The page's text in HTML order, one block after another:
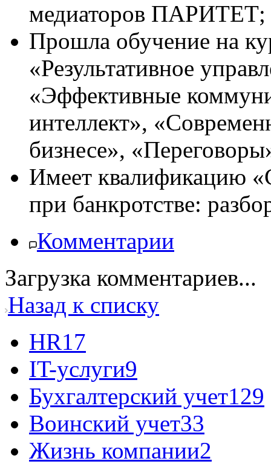
медиаторов ПАРИТЕТ;
Прошла обучение на
«Результативное
«Эффективные
интеллект»,
бизнесе»,
Имеет квалификацию
при банкротстве:
Комментарии
Загрузка комментариев...
Назад к списку
HR17
IT-услуги9
Бухгалтерский учет129
Воинский учет33
Жизнь компании2